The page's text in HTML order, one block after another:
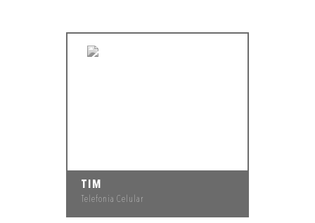
TIM
Telefonia Celular